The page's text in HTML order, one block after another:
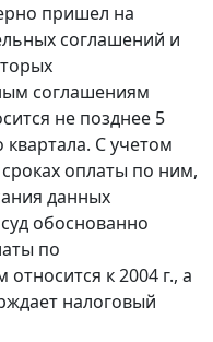
пришел на
соглашений и
соглашениям
не позднее 5
С учетом
оплаты по ним,
данных
обоснованно
по
к 2004 г., а
налоговый